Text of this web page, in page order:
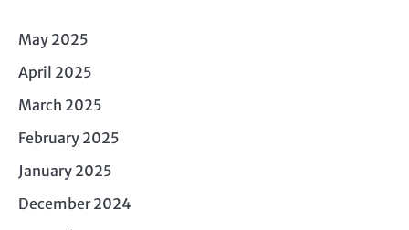
May 2025
April 2025
March 2025
February 2025
January 2025
December 2024